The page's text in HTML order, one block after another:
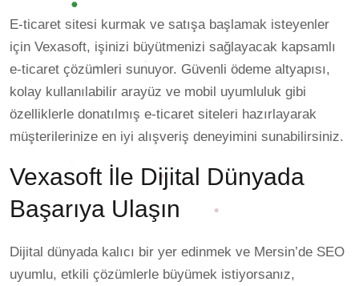
E-ticaret sitesi kurmak ve satışa başlamak isteyenler
için Vexasoft, işinizi büyütmenizi sağlayacak kapsamlı
e-ticaret çözümleri sunuyor. Güvenli ödeme altyapısı,
kolay kullanılabilir arayüz ve mobil uyumluluk gibi
özelliklerle donatılmış e-ticaret siteleri hazırlayarak
müşterilerinize en iyi alışveriş deneyimini sunabilirsiniz.
Vexasoft İle Dijital Dünyada
Başarıya Ulaşın
Dijital dünyada kalıcı bir yer edinmek ve Mersin’de SEO
uyumlu, etkili çözümlerle büyümek istiyorsanız,